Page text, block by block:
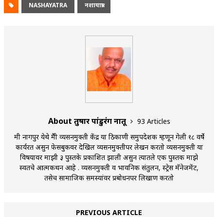
NASHAYATRA नशायात्रा
About तुषार पांडुरंग नातू
93 Articles
मी नागपुर येथे मैत्री व्यसनमुक्ती केंद्र या ठिकाणी समुपदेशक म्हणून गेली १८ वर्षे
कार्यरत असुन फेसबुकवर देखिल व्यसनमुक्तीपर लेखन करतो व्यसनमुक्ती या
विषयावर माझी ३ पुस्तके प्रकाशित झाली असुन त्यातले एक पुस्तक माझे
स्वतचे आत्मकथन आहे . व्यसनमुक्ती व भावनिक संतुलन, स्ट्रेस मॅनेजमेंट,
तसेच सामाजिक समस्यांवर प्रबोधनपर लिखाण करतो
PREVIOUS ARTICLE